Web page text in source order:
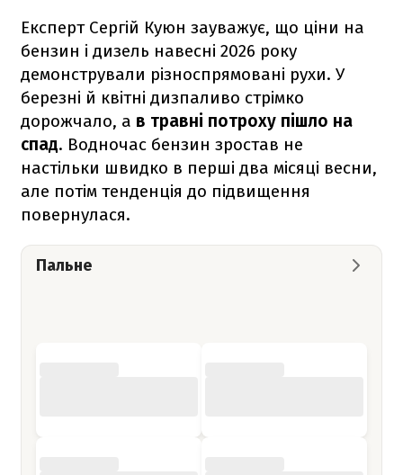
Експерт Сергій Куюн зауважує, що ціни на
бензин і дизель навесні 2026 року
демонстрували різноспрямовані рухи. У
березні й квітні дизпаливо стрімко
дорожчало, а в травні потроху пішло на
спад. Водночас бензин зростав не
настільки швидко в перші два місяці весни,
але потім тенденція до підвищення
повернулася.
Пальне